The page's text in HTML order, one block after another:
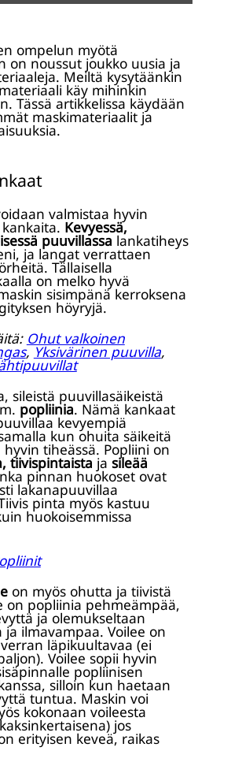
ompelun myötä
on noussut joukko uusia ja
Meiltä kysytäänkin
käy mihinkin
Tässä artikkelissa käydään
maskimateriaalit ja
valmistaa hyvin
Kevyessä,
puuvillassa lankatiheys
ja langat verrattaen
Tällaisella
on melko hyvä
sisimpänä kerroksena
höyryjä.
Ohut valkoinen
,Yksivärinen puuvilla,
sileistä puuvillasäikeistä
popliinia. Nämä kankaat
kevyempiä
kun ohuita säikeitä
tiheässä. Popliini on
tiivispintaista ja sileää
pinnan huokoset ovat
lakanapuuvillaa
pinta myös kastuu
huokoisemmissa
on myös ohutta ja tiivistä
on popliinia pehmeämpää,
ja olemukseltaan
ilmavampaa. Voilee on
läpikuultavaa (ei
Voilee sopii hyvin
popliinisen
silloin kun haetaan
tuntua. Maskin voi
kokonaan voileesta
jos
erityisen keveä, raikas